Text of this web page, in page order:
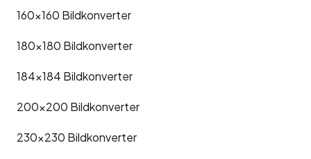
160x160 Bildkonverter
180x180 Bildkonverter
184x184 Bildkonverter
200x200 Bildkonverter
230x230 Bildkonverter